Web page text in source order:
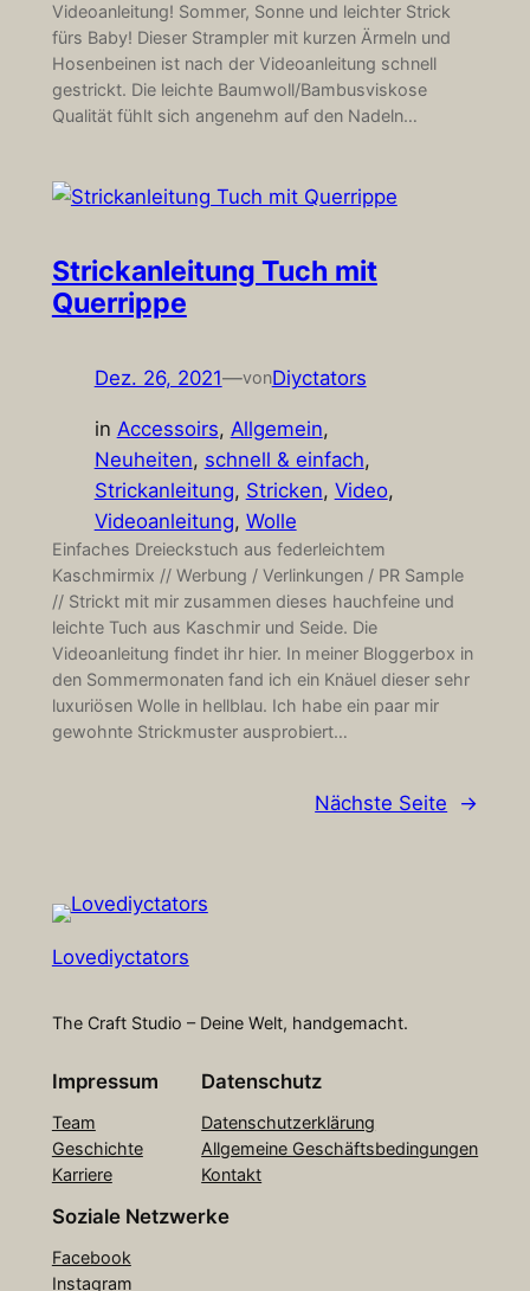
Videoanleitung! Sommer, Sonne und leichter Strick
fürs Baby! Dieser Strampler mit kurzen Ärmeln und
Hosenbeinen ist nach der Videoanleitung schnell
gestrickt. Die leichte Baumwoll/Bambusviskose
Qualität fühlt sich angenehm auf den Nadeln…
Strickanleitung Tuch mit
Querrippe
Dez. 26, 2021—vonDiyctators
in Accessoirs, Allgemein
Neuheiten, schnell & einfach
Strickanleitung, Stricken, Video
Videoanleitung, Wolle
Einfaches Dreieckstuch aus federleichtem
Kaschmirmix // Werbung / Verlinkungen / PR Sample
// Strickt mit mir zusammen dieses hauchfeine und
leichte Tuch aus Kaschmir und Seide. Die
Videoanleitung findet ihr hier. In meiner Bloggerbox in
den Sommermonaten fand ich ein Knäuel dieser sehr
luxuriösen Wolle in hellblau. Ich habe ein paar mir
gewohnte Strickmuster ausprobiert…
Nächste Seite →
Lovediyctators
The Craft Studio – Deine Welt, handgemacht.
Impressum
Team
Geschichte
Karriere
Datenschutz
Datenschutzerklärung
Allgemeine Geschäftsbedingungen
Kontakt
Soziale Netzwerke
Facebook
Instagram